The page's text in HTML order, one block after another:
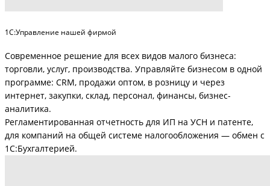
1С:Управление нашей фирмой
Современное решение для всех видов малого бизнеса:
торговли, услуг, производства. Управляйте бизнесом в одной
программе: CRM, продажи оптом, в розницу и через
интернет, закупки, склад, персонал, финансы, бизнес-
аналитика.
Регламентированная отчетность для ИП на УСН и патенте,
для компаний на общей системе налогообложения — обмен с
1С:Бухгалтерией.